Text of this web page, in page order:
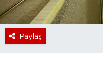
Paylaş
Sektör